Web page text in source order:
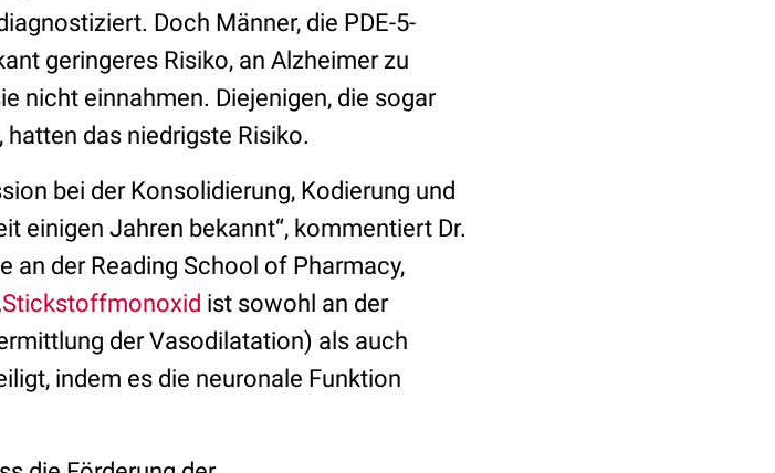
Doch Männer, die PDE-5-
geringeres Risiko, an Alzheimer zu
nicht einnahmen. Diejenigen, die sogar
das niedrigste Risiko.
bei der Konsolidierung, Kodierung und
einigen Jahren bekannt“, kommentiert Dr.
an der Reading School of Pharmacy,
Stickstoffmonoxid ist sowohl an der
der Vasodilatation) als auch
indem es die neuronale Funktion